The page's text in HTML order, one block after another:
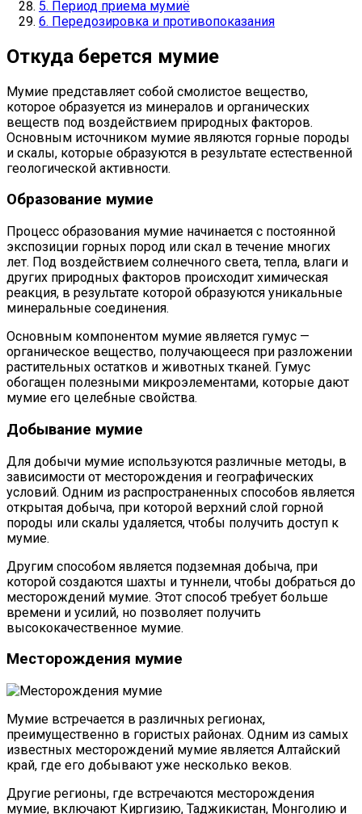
5. Период приема мумиё
6. Передозировка и противопоказания
Откуда берется мумие
Мумие представляет собой смолистое вещество,
которое образуется из минералов и органических
веществ под воздействием природных факторов.
Основным источником мумие являются горные породы
и скалы, которые образуются в результате естественной
геологической активности.
Образование мумие
Процесс образования мумие начинается с постоянной
экспозиции горных пород или скал в течение многих
лет. Под воздействием солнечного света, тепла, влаги и
других природных факторов происходит химическая
реакция, в результате которой образуются уникальные
минеральные соединения.
Основным компонентом мумие является гумус —
органическое вещество, получающееся при разложении
растительных остатков и животных тканей. Гумус
обогащен полезными микроэлементами, которые дают
мумие его целебные свойства.
Добывание мумие
Для добычи мумие используются различные методы, в
зависимости от месторождения и географических
условий. Одним из распространенных способов является
открытая добыча, при которой верхний слой горной
породы или скалы удаляется, чтобы получить доступ к
мумие.
Другим способом является подземная добыча, при
которой создаются шахты и туннели, чтобы добраться до
месторождений мумие. Этот способ требует больше
времени и усилий, но позволяет получить
высококачественное мумие.
Месторождения мумие
Мумие встречается в различных регионах,
преимущественно в гористых районах. Одним из самых
известных месторождений мумие является Алтайский
край, где его добывают уже несколько веков.
Другие регионы, где встречаются месторождения
мумие, включают Киргизию, Таджикистан, Монголию и